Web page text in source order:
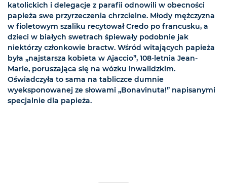
katolickich i delegacje z parafii odnowili w obecności
papieża swe przyrzeczenia chrzcielne. Młody mężczyzna
w fioletowym szaliku recytował Credo po francusku, a
dzieci w białych swetrach śpiewały podobnie jak
niektórzy członkowie bractw. Wśród witających papieża
była „najstarsza kobieta w Ajaccio”, 108-letnia Jean-
Marie, poruszająca się na wózku inwalidzkim.
Oświadczyła to sama na tabliczce dumnie
wyeksponowanej ze słowami „Bonavinuta!” napisanymi
specjalnie dla papieża.